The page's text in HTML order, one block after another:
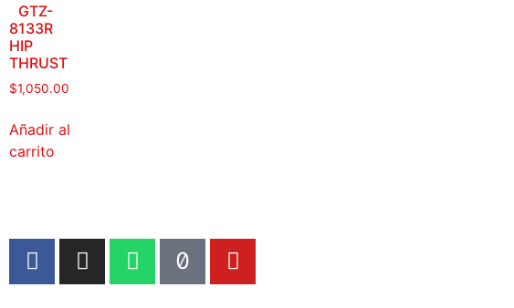
GTZ-
8133R
HIP
THRUST
$1,050.00
Añadir al
carrito